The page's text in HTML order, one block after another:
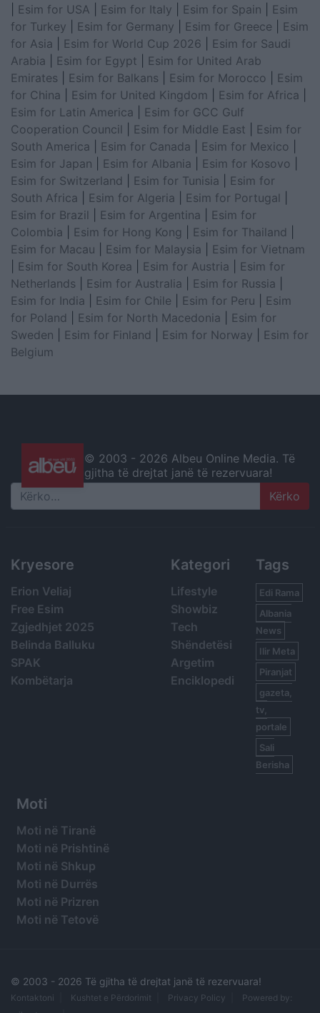
Esim for USA Esim for Italy Esim for Spain
Esim
for Turkey
Esim for Germany Esim for Greece
Esim
for Asia
Esim for World Cup 2026
Esim for Saudi
Arabia
Esim for Egypt
Esim for United Arab
Emirates
Esim for Balkans Esim for Morocco
Esim
for China
Esim for United Kingdom Esim for Africa
Esim for Latin America
Esim for GCC Gulf
Cooperation Council
Esim for Middle East
Esim for
South America
Esim for Canada Esim for Mexico
Esim for Japan
Esim for Albania Esim for Kosovo
Esim for Switzerland
Esim for Tunisia
Esim for
South Africa
Esim for Algeria Esim for Portugal
Esim for Brazil
Esim for Argentina
Esim for
Colombia
Esim for Hong Kong Esim for Thailand
Esim for Macau
Esim for Malaysia
Esim for Vietnam
Esim for South Korea Esim for Austria
Esim for
Netherlands
Esim for Australia Esim for Russia
Esim for India
Esim for Chile Esim for Peru
Esim
for Poland
Esim for North Macedonia
Esim for
Sweden
Esim for Finland Esim for Norway
Esim for
Belgium
© 2003 - 2026 Albeu Online Media. Të
gjitha të drejtat janë të rezervuara!
Search
Kryesore
Erion Veliaj
Free Esim
Zgjedhjet 2025
Belinda Balluku
SPAK
Kombëtarja
Kategori
Lifestyle
Showbiz
Tech
Shëndetësi
Argetim
Enciklopedi
Tags
Edi Rama
Albania
News
Ilir Meta
Piranjat
gazeta,
tv,
portale
Sali
Berisha
Moti
Moti në Tiranë
Moti në Prishtinë
Moti në Shkup
Moti në Durrës
Moti në Prizren
Moti në Tetovë
© 2003 - 2026 Të gjitha të drejtat janë të rezervuara!
Kontaktoni Kushtet e Përdorimit Privacy Policy
Powered by: